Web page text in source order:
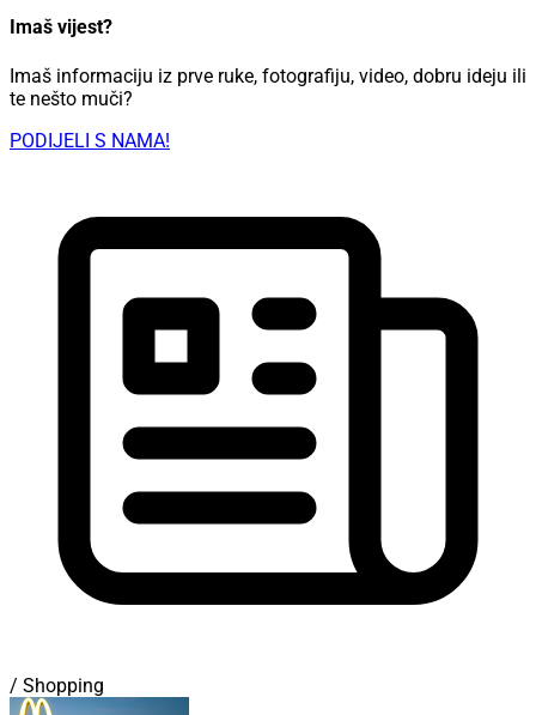
Imaš vijest?
Imaš informaciju iz prve ruke, fotografiju, video, dobru ideju ili
te nešto muči?
PODIJELI S NAMA!
/ Shopping